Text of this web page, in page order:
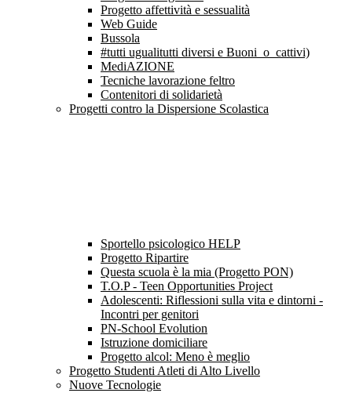
Progetto affettività e sessualità
Web Guide
Bussola
#tutti ugualitutti diversi e Buoni_o_cattivi)
MediAZIONE
Tecniche lavorazione feltro
Contenitori di solidarietà
Progetti contro la Dispersione Scolastica
Sportello psicologico HELP
Progetto Ripartire
Questa scuola è la mia (Progetto PON)
T.O.P - Teen Opportunities Project
Adolescenti: Riflessioni sulla vita e dintorni -
Incontri per genitori
PN-School Evolution
Istruzione domiciliare
Progetto alcol: Meno è meglio
Progetto Studenti Atleti di Alto Livello
Nuove Tecnologie